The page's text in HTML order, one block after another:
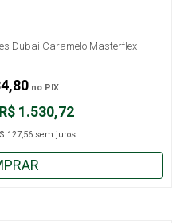
Dubai Caramelo Masterflex
R$ 1.530,72
127,56 sem juros
no PIX